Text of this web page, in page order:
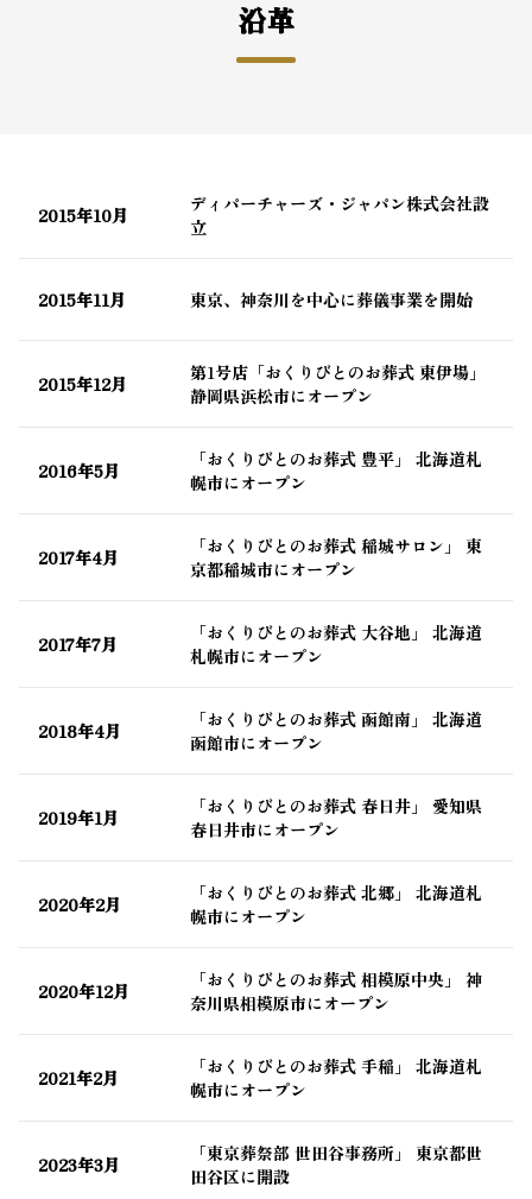
沿革
2015年10月
ディパーチャーズ・ジャパン株式会社設
立
2015年11月 東京、神奈川を中心に葬儀事業を開始
2015年12月
第1号店「おくりびとのお葬式 東伊場」
静岡県浜松市にオープン
2016年5月
「おくりびとのお葬式 豊平」 北海道札
幌市にオープン
2017年4月
「おくりびとのお葬式 稲城サロン」 東
京都稲城市にオープン
2017年7月
「おくりびとのお葬式 大谷地」 北海道
札幌市にオープン
2018年4月
「おくりびとのお葬式 函館南」 北海道
函館市にオープン
2019年1月
「おくりびとのお葬式 春日井」 愛知県
春日井市にオープン
2020年2月
「おくりびとのお葬式 北郷」 北海道札
幌市にオープン
2020年12月
「おくりびとのお葬式 相模原中央」 神
奈川県相模原市にオープン
2021年2月
「おくりびとのお葬式 手稲」 北海道札
幌市にオープン
2023年3月
「東京葬祭部 世田谷事務所」 東京都世
田谷区に開設